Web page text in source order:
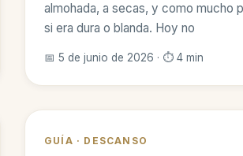
almohada, a secas, y como mucho
si era dura o blanda. Hoy no
📅 5 de junio de 2026 · ⏱️ 4 min
GUÍA · DESCANSO